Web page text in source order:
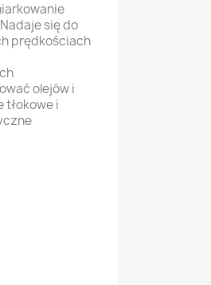
się do
prędkościach
olejów i
tłokowe i